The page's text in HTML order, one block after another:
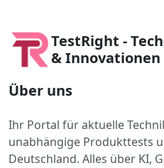
TestRight -
& Innovationen
Über uns
Ihr Portal für aktuelle
unabhängige Produkttests
Deutschland. Alles über KI,